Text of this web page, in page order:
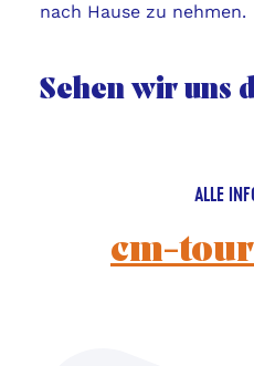
nach Hause zu nehmen.
Sehen wir uns
ALLE
cm-